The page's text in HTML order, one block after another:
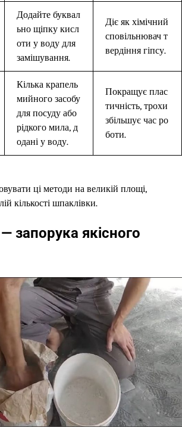
Додайте буквал
ьно щіпку кисл
оти у воду для
замішування.
Діє як хімічний
сповільнювач т
вердіння гіпсу.
Кілька крапель
мийного засобу
для посуду або
рідкого мила, д
одані у воду.
Покращує плас
тичність, трохи
збільшує час ро
боти.
ці методи на великій площі,
кількості шпаклівки.
запорука якісного